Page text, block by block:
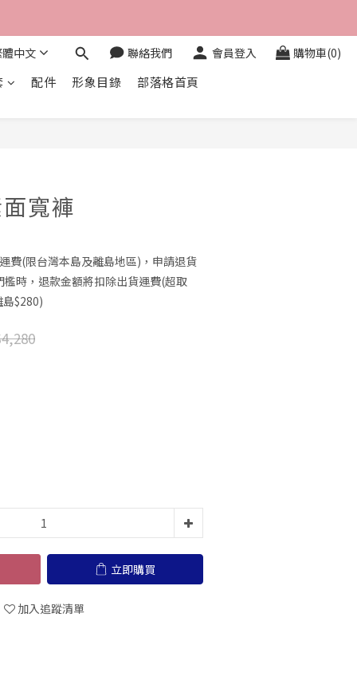
中文 聯絡我們 會員登入 購物車(0)
配件 形象目錄 部落格首頁
寬褲
費(限台灣本島及離島地區)，申請退貨
時，退款金額將扣除出貨運費(超取
$280)
立即購買
加入追蹤清單